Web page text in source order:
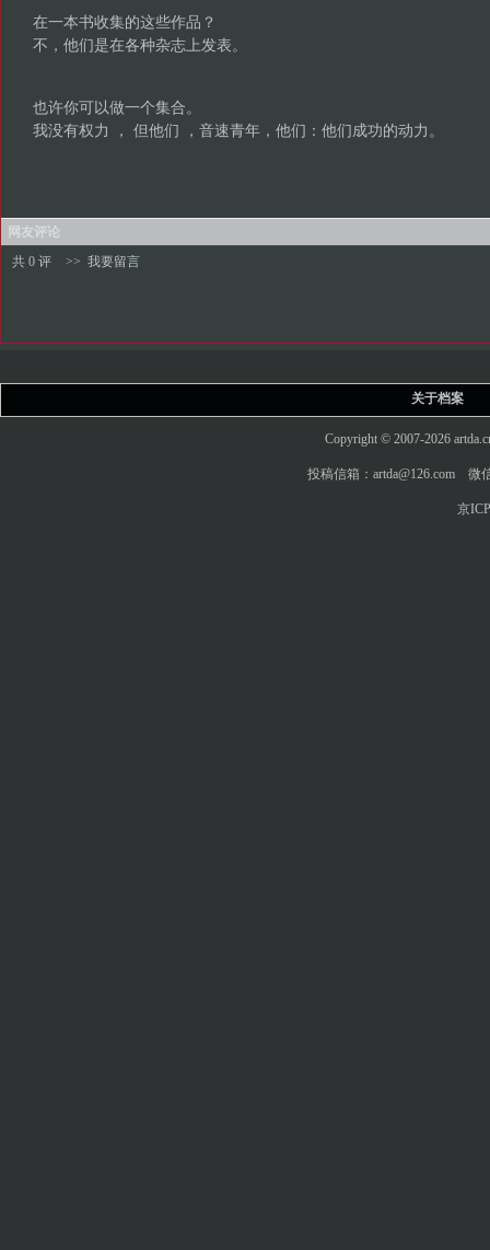
在一本书收集的这些作品？
不，他们是在各种杂志上发表。
也许你可以做一个集合。
我没有权力 ， 但他们 ，音速青年，他们：他们成功的动力。
网友评论
共 0 评
>> 我要留言
关于档案
Copyright © 2007-2026
投稿信箱：artda@126.com 微
京